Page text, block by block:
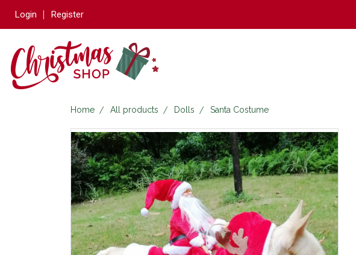
Login Register
Home All products Dolls Santa Costume